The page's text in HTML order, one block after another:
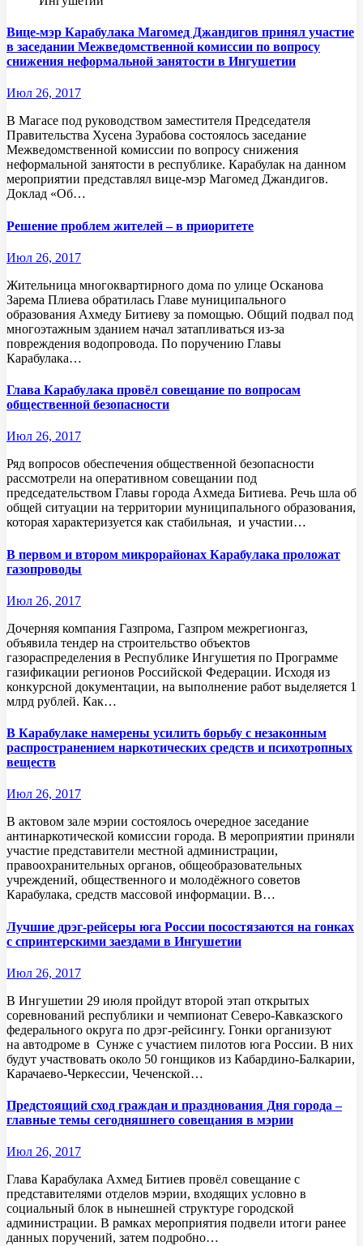
Вице-мэр Карабулака Магомед Джандигов принял участие
в заседании Межведомственной комиссии по вопросу
снижения неформальной занятости в Ингушетии
Июл 26, 2017
В Магасе под руководством заместителя Председателя
Правительства Хусена Зурабова состоялось заседание
Межведомственной комиссии по вопросу снижения
неформальной занятости в республике. Карабулак на данном
мероприятии представлял вице-мэр Магомед Джандигов.
Доклад «Об…
Решение проблем жителей – в приоритете
Июл 26, 2017
Жительница многоквартирного дома по улице Осканова
Зарема Плиева обратилась Главе муниципального
образования Ахмеду Битиеву за помощью. Общий подвал под
многоэтажным зданием начал затапливаться из-за
повреждения водопровода. По поручению Главы
Карабулака…
Глава Карабулака провёл совещание по вопросам
общественной безопасности
Июл 26, 2017
Ряд вопросов обеспечения общественной безопасности
рассмотрели на оперативном совещании под
председательством Главы города Ахмеда Битиева. Речь шла об
общей ситуации на территории муниципального образования,
которая характеризуется как стабильная, и участии…
В первом и втором микрорайонах Карабулака проложат
газопроводы
Июл 26, 2017
Дочерняя компания Газпрома, Газпром межрегионгаз,
объявила тендер на строительство объектов
газораспределения в Республике Ингушетия по Программе
газификации регионов Российской Федерации. Исходя из
конкурсной документации, на выполнение работ выделяется 1
млрд рублей. Как…
В Карабулаке намерены усилить борьбу с незаконным
распространением наркотических средств и психотропных
веществ
Июл 26, 2017
В актовом зале мэрии состоялось очередное заседание
антинаркотической комиссии города. В мероприятии приняли
участие представители местной администрации,
правоохранительных органов, общеобразовательных
учреждений, общественного и молодёжного советов
Карабулака, средств массовой информации. В…
Лучшие дрэг-рейсеры юга России посостязаются на гонках
с спринтерскими заездами в Ингушетии
Июл 26, 2017
В Ингушетии 29 июля пройдут второй этап открытых
соревнований республики и чемпионат Северо-Кавказского
федерального округа по дрэг-рейсингу. Гонки организуют
на автодроме в Сунже с участием пилотов юга России. В них
будут участвовать около 50 гонщиков из Кабардино-Балкарии,
Карачаево-Черкессии, Чеченской…
Предстоящий сход граждан и празднования Дня города –
главные темы сегодняшнего совещания в мэрии
Июл 26, 2017
Глава Карабулака Ахмед Битиев провёл совещание с
представителями отделов мэрии, входящих условно в
социальный блок в нынешней структуре городской
администрации. В рамках мероприятия подвели итоги ранее
данных поручений, затем подробно…